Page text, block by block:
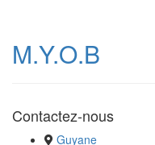
M.Y.O.B
Contactez-nous
Guyane